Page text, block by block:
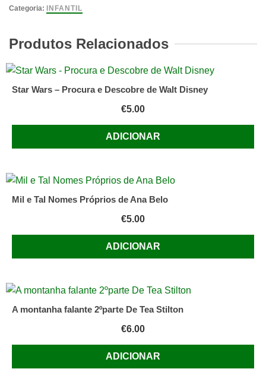
Gigantão
Jardim
Categoria: INFANTIL
Produtos Relacionados
Star Wars – Procura e Descobre de Walt Disney
€5.00
ADICIONAR
Mil e Tal Nomes Próprios de Ana Belo
€5.00
ADICIONAR
A montanha falante 2ºparte De Tea Stilton
€6.00
ADICIONAR